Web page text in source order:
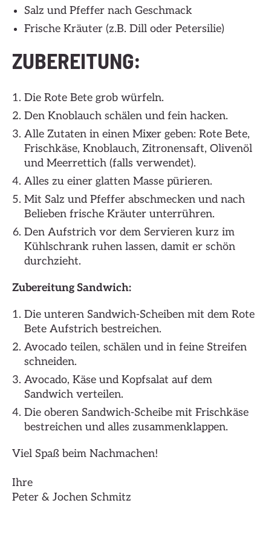
Salz und Pfeffer nach Geschmack
Frische Kräuter (z.B. Dill oder Petersilie)
ZUBEREITUNG:
Die Rote Bete grob würfeln.
Den Knoblauch schälen und fein hacken.
Alle Zutaten in einen Mixer geben: Rote Bete,
Frischkäse, Knoblauch, Zitronensaft, Olivenöl
und Meerrettich (falls verwendet).
Alles zu einer glatten Masse pürieren.
Mit Salz und Pfeffer abschmecken und nach
Belieben frische Kräuter unterrühren.
Den Aufstrich vor dem Servieren kurz im
Kühlschrank ruhen lassen, damit er schön
durchzieht.
Zubereitung Sandwich:
Die unteren Sandwich-Scheiben mit dem Rote
Bete Aufstrich bestreichen.
Avocado teilen, schälen und in feine Streifen
schneiden.
Avocado, Käse und Kopfsalat auf dem
Sandwich verteilen.
Die oberen Sandwich-Scheibe mit Frischkäse
bestreichen und alles zusammenklappen.
Viel Spaß beim Nachmachen!
Ihre
Peter & Jochen Schmitz